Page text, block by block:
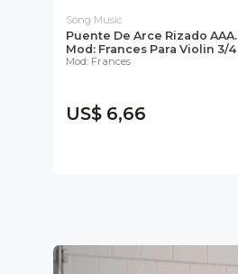
Song Music
Puente De Arce Rizado AAA.
Mod: Frances Para Violin 3/4
Mod: Frances
US$ 6,66